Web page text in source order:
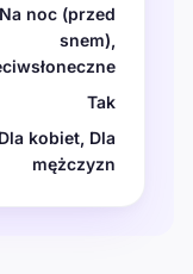
Na noc (przed
snem),
Tak
Dla kobiet, Dla
mężczyzn